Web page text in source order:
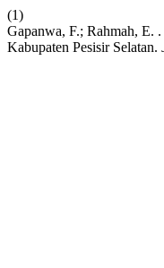
(1)
Gapanwa, F.; Rahmah, E.
Kabupaten Pesisir Selatan.